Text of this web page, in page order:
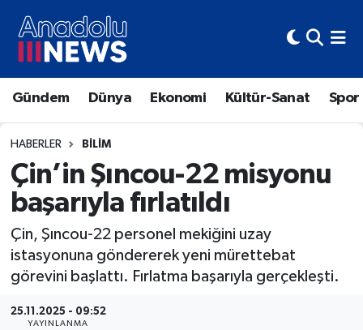
Gündem Dünya Ekonomi Kültür-Sanat Spor
HABERLER BILIM
Çin’in Şıncou-22 misyonu
başarıyla fırlatıldı
Çin, Şıncou-22 personel mekiğini uzay
istasyonuna göndererek yeni mürettebat
görevini başlattı. Fırlatma başarıyla gerçekleşti.
25.11.2025 - 09:52
YAYINLANMA
Hava Durumu
Trafik Durumu
Süper Lig Puan Durumu ve Fikstür
Tüm Manşetler
Son Dakika Haberleri
Haber Arşivi